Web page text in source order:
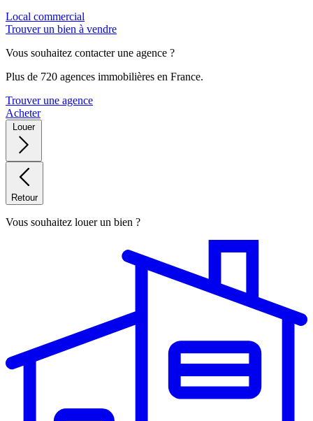
Local commercial
Trouver un bien à vendre
Vous souhaitez contacter une agence ?
Plus de 720 agences immobilières en France.
Trouver une agence
Acheter
Louer
Retour
Vous souhaitez louer un bien ?